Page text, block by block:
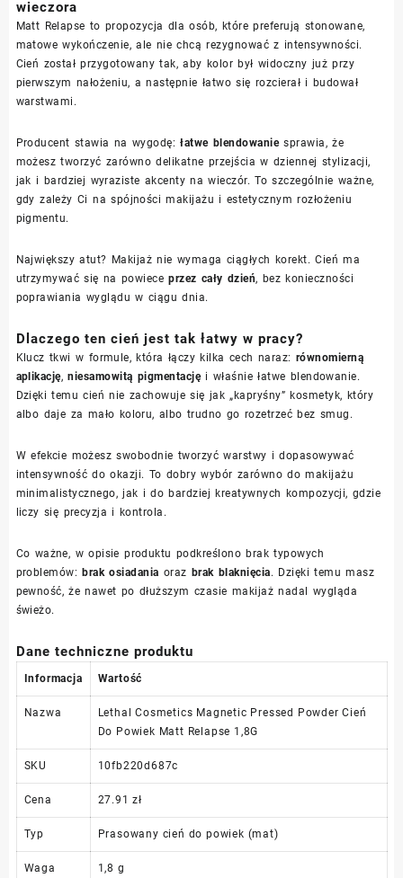
wieczora
Matt Relapse to propozycja dla osób, które preferują stonowane,
matowe wykończenie, ale nie chcą rezygnować z intensywności.
Cień został przygotowany tak, aby kolor był widoczny już przy
pierwszym nałożeniu, a następnie łatwo się rozcierał i budował
warstwami.
Producent stawia na wygodę:łatwe blendowaniesprawia, że
możesz tworzyć zarówno delikatne przejścia w dziennej stylizacji,
jak i bardziej wyraziste akcenty na wieczór. To szczególnie ważne,
gdy zależy Ci na spójności makijażu i estetycznym rozłożeniu
pigmentu.
Największy atut? Makijaż nie wymaga ciągłych korekt. Cień ma
utrzymywać się na powieceprzez cały dzień, bez konieczności
poprawiania wyglądu w ciągu dnia.
Dlaczego ten cień jest tak łatwy w pracy?
Klucz tkwi w formule, która łączy kilka cech naraz: równomierną
aplikację,niesamowitą pigmentacjęi właśnie łatwe blendowanie.
Dzięki temu cień nie zachowuje się jak „kapryśny” kosmetyk, który
albo daje za mało koloru, albo trudno go rozetrzeć bez smug.
W efekcie możesz swobodnie tworzyć warstwy i dopasowywać
intensywność do okazji. To dobry wybór zarówno do makijażu
minimalistycznego, jak i do bardziej kreatywnych kompozycji, gdzie
liczy się precyzja i kontrola.
Co ważne, w opisie produktu podkreślono brak typowych
problemów: brak osiadania oraz brak blaknięcia. Dzięki temu masz
pewność, że nawet po dłuższym czasie makijaż nadal wygląda
świeżo.
Dane techniczne produktu
Informacja Wartość
Nazwa
Lethal Cosmetics Magnetic Pressed Powder Cień
Do Powiek Matt Relapse 1,8G
SKU 10fb220d687c
Cena 27.91 zł
Typ Prasowany cień do powiek (mat)
Waga 1,8 g